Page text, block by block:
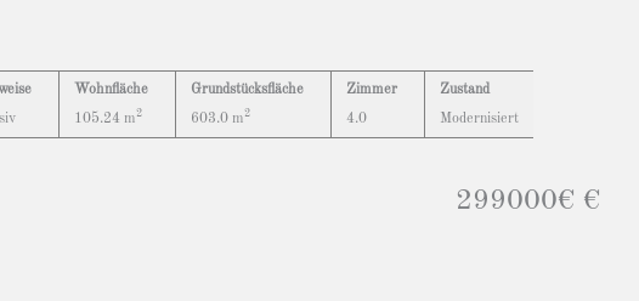
Wohnfläche
105.24 m2
Grundstücksfläche
603.0 m2
Zimmer
4.0
Zustand
Modernisiert
299000€ €